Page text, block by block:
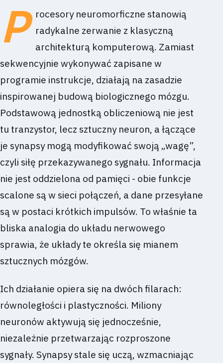
P
rocesory neuromorficzne stanowią
radykalne zerwanie z klasyczną
architekturą komputerową. Zamiast
sekwencyjnie wykonywać zapisane w
programie instrukcje, działają na zasadzie
inspirowanej budową biologicznego mózgu.
Podstawową jednostką obliczeniową nie jest
tu tranzystor, lecz sztuczny neuron, a łączące
je synapsy mogą modyfikować swoją „wagę”,
czyli siłę przekazywanego sygnału. Informacja
nie jest oddzielona od pamięci - obie funkcje
scalone są w sieci połączeń, a dane przesyłane
są w postaci krótkich impulsów. To właśnie ta
bliska analogia do układu nerwowego
sprawia, że układy te określa się mianem
sztucznych mózgów.
Ich działanie opiera się na dwóch filarach:
równoległości i plastyczności. Miliony
neuronów aktywują się jednocześnie,
niezależnie przetwarzając rozproszone
sygnały. Synapsy stale się uczą, wzmacniając